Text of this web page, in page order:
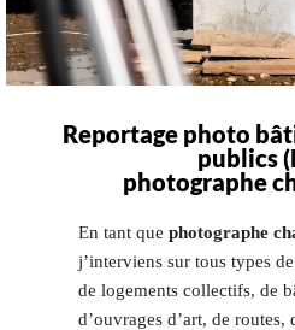
Reportage photo
publics
photographe
En tant que photographe
j’interviens sur tous types
de logements collectifs, de
d’ouvrages d’art, de routes,